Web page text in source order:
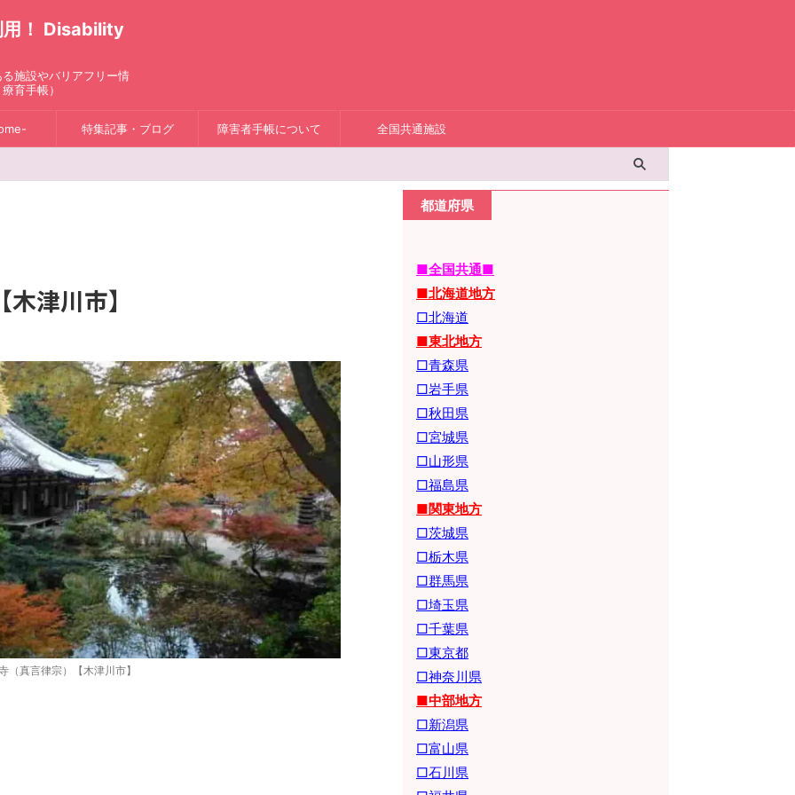
用！ Disability
施設やバリアフリー情
育手帳）
特集記事・ブログ 障害者手帳について 全国共通施設
津川市】
（真言律宗）【木津川市】
都道府県
■全国共通■
■北海道地方
□北海道
■東北地方
□青森県
□岩手県
□秋田県
□宮城県
□山形県
□福島県
■関東地方
□茨城県
□栃木県
□群馬県
□埼玉県
□千葉県
□東京都
□神奈川県
■中部地方
□新潟県
□富山県
□石川県